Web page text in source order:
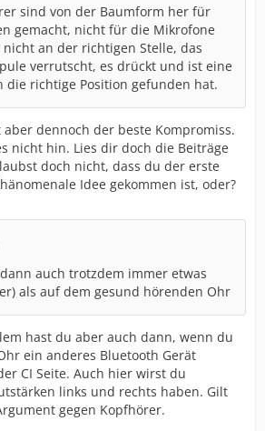
sind von der Baumform her für
gemacht, nicht für die Mikrofone
nicht an der richtigen Stelle, das
verrutscht, es drückt und ist eine
die richtige Position gefunden hat.
dennoch der beste Kompromiss.
nicht hin. Lies dir doch die Beiträge
doch nicht, dass du der erste
Idee gekommen ist, oder?
auch trotzdem immer etwas
als auf dem gesund hörenden Ohr
hast du aber auch dann, wenn du
ein anderes Bluetooth Gerät
CI Seite. Auch hier wirst du
links und rechts haben. Gilt
gegen Kopfhörer.